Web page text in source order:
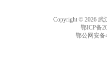
Copyright © 2026 武
鄂ICP备
鄂公网安备